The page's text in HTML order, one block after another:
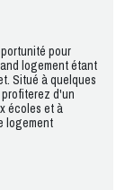
pour
logement étant
Situé à quelques
d'un
écoles et à
logement